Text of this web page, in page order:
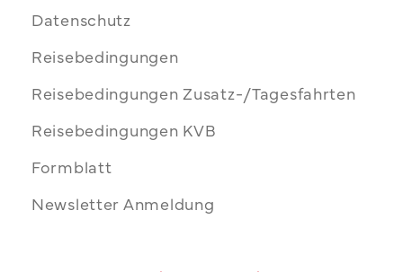
Datenschutz
Reisebedingungen
Reisebedingungen Zusatz-/Tagesfahrten
Reisebedingungen KVB
Formblatt
Newsletter Anmeldung